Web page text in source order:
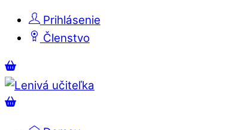
Skip
Prihlásenie
Členstvo
Menu
Košík
Košík